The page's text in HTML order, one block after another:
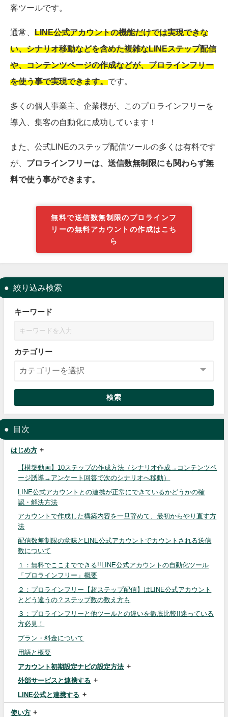
客ツールです。
通常、 LINE公式アカウントの機能だけでは実現できな
い、シナリオ移動などを含めた複雑なLINEステップ配信
や、コンテンツページの作成などが、プロラインフリー
を使う事で実現できます。です。
多くの個人事業主、企業様が、このプロラインフリーを
導入、集客の自動化に成功しています！
また、公式LINEのステップ配信ツールの多くは有料です
が、 プロラインフリーは、送信数無制限にも関わらず無
料で使う事ができます。
無料で送信数無制限のプロラインフ
リーの無料アカウントの作成はこち
ら
絞り込み検索
キーワード
カテゴリー
検索
目次
はじめ方
【構築動画】10ステップの作成方法（シナリオ作成→コンテンツペ
ージ誘導→アンケート回答で次のシナリオへ移動）
LINE公式アカウントとの連携が正常にできているかどうかの確
認・解決方法
アカウントで作成した構築内容を一旦辞めて、最初からやり直す方
法
配信数無制限の意味とLINE公式アカウントでカウントされる送信
数について
１：無料でここまでできる!!LINE公式アカウントの自動化ツール
「プロラインフリー」概要
２：プロラインフリー【超ステップ配信】はLINE公式アカウント
とどう違うの？ステップ数の数え方も
３：プロラインフリーと他ツールとの違いを徹底比較!!迷っている
方必見！
プラン・料金について
用語と概要
アカウント初期設定ナビの設定方法
外部サービスと連携する
LINE公式と連携する
使い方